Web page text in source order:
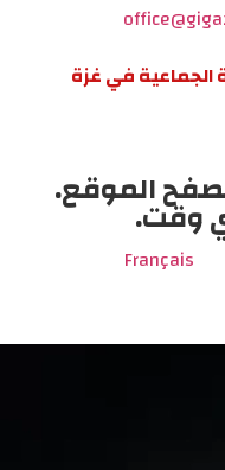
الجماعية في غزة
الموقع.
وقت.
Français